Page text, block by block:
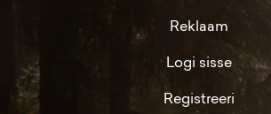
Reklaam
Logi sisse
Registreeri